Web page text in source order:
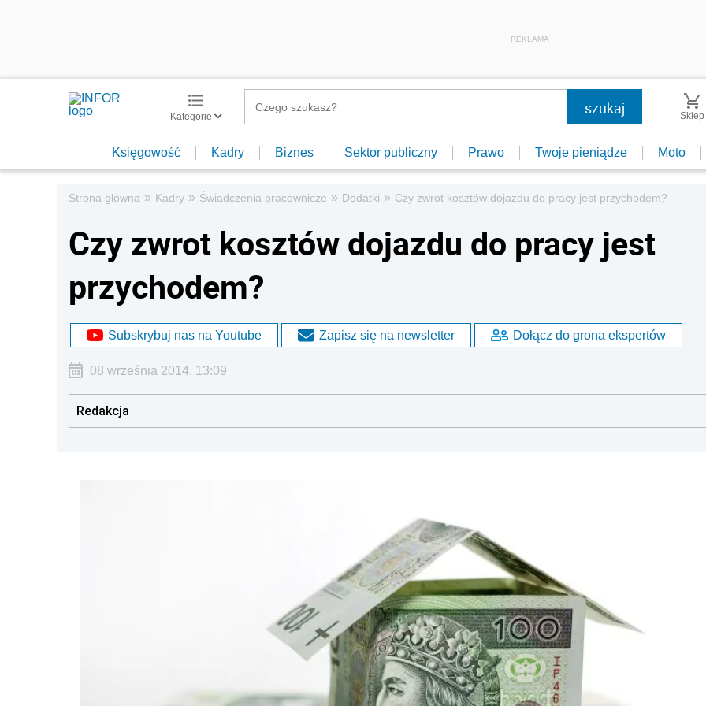
REKLAMA
Kategorie Sklep
Księgowość Kadry Biznes Sektor publiczny Prawo Twoje pieniądze Moto
Strona główna » Kadry » Świadczenia pracownicze » Dodatki » Czy zwrot kosztów dojazdu do pracy jest przychodem?
Czy zwrot kosztów dojazdu do pracy jest
przychodem?
Subskrybuj nas na Youtube Zapisz się na newsletter Dołącz do grona ekspertów
08 września 2014, 13:09
Redakcja